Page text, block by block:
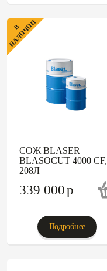
В
НАЛИЧИИ
СОЖ BLASER
BLASOCUT 4000 CF,
208Л
339 000p
Подробнее